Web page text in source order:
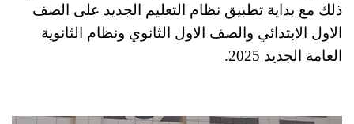
ذلك مع بداية تطبيق نظام التعليم الجديد على الصف
الاول الابتدائي والصف الاول الثانوي ونظام الثانوية
العامة الجديد 2025.